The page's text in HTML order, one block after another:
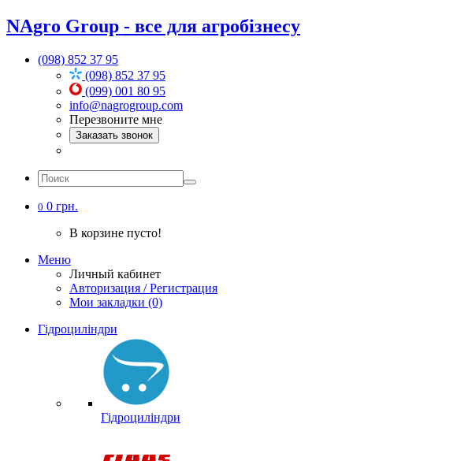
NAgro Group - все для агробізнесу
(098) 852 37 95
(098) 852 37 95
(099) 001 80 95
info@nagrogroup.com
Перезвоните мне
Заказать звонок
0 0 грн.
В корзине пусто!
Меню
Личный кабинет
Авторизация / Регистрация
Мои закладки (0)
Гідроциліндри
Гідроциліндри